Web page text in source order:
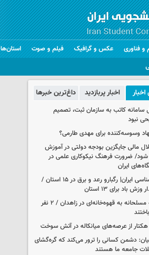
و فناوری عکس و گرافیک فیلم و صوت استان‌ها
اخبار پربازدید داغ‌ترین خبرها
سامانه کاتب به سازمان ثبت، تصمیم
نبود
وسوسه‌کننده برای مهدی طارمی؟
مالی جایگزین بودجه دولتی در آموزش
شود/ ضرورت فرهنگ نیکوکاری علمی در
ایران
هواشناسی ایران| رگبارو رعد و برق در ۱۵ استان /
باد برای ۱۳ استان‌
حمله مسلحانه به قهوه‌خانه‌ای در زاهدان / ۲ نفر
دشمن کسانی را ترور می‌کند که گره‌گشای
جامعه ما هستند